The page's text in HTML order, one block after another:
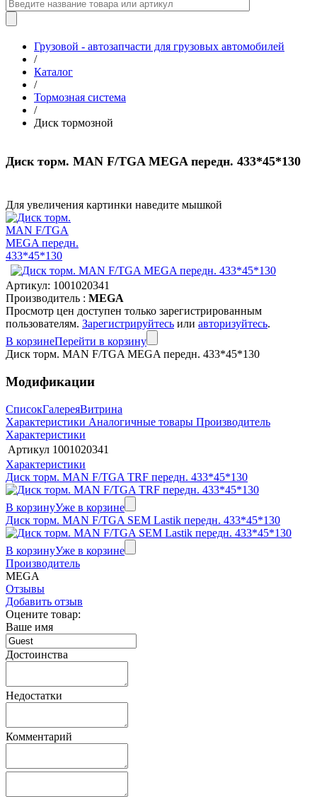
Грузовой - автозапчасти для грузовых автомобилей
/
Каталог
/
Тормозная система
/
Диск тормозной
Диск торм. MAN F/TGA MEGA передн. 433*45*130
Для увеличения картинки наведите мышкой
Артикул: 1001020341
Производитель : MEGA
Просмотр цен доступен только зарегистрированным
пользователям. Зарегистрируйтесь или авторизуйтесь.
В корзинеПерейти в корзину
Диск торм. MAN F/TGA MEGA передн. 433*45*130
Модификации
СписокГалереяВитрина
Характеристики Аналогичные товары Производитель
Характеристики
Артикул 1001020341
Характеристики
Диск торм. MAN F/TGA TRF передн. 433*45*130
В корзинуУже в корзине
Диск торм. MAN F/TGA SEM Lastik передн. 433*45*130
В корзинуУже в корзине
Производитель
MEGA
Отзывы
Добавить отзыв
Оцените товар:
Ваше имя
Достоинства
Недостатки
Комментарий